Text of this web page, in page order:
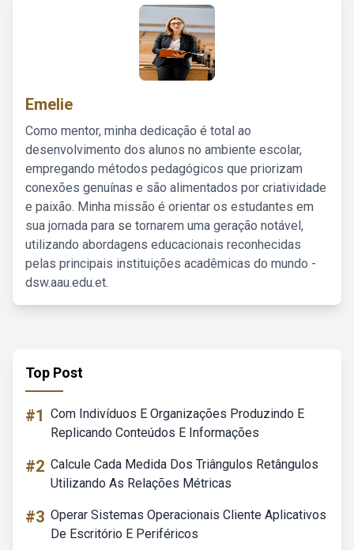
Emelie
Como mentor, minha dedicação é total ao
desenvolvimento dos alunos no ambiente escolar,
empregando métodos pedagógicos que priorizam
conexões genuínas e são alimentados por criatividade
e paixão. Minha missão é orientar os estudantes em
sua jornada para se tornarem uma geração notável,
utilizando abordagens educacionais reconhecidas
pelas principais instituições acadêmicas do mundo -
dsw.aau.edu.et.
Top Post
#1 Com Indivíduos E Organizações Produzindo E
Replicando Conteúdos E Informações
#2 Calcule Cada Medida Dos Triângulos Retângulos
Utilizando As Relações Métricas
#3 Operar Sistemas Operacionais Cliente Aplicativos
De Escritório E Periféricos